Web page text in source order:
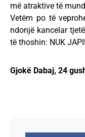
më atraktive të
Vetëm po të
ndonjë kancelar
të thoshin: NUK
Gjokë Dabaj, 24